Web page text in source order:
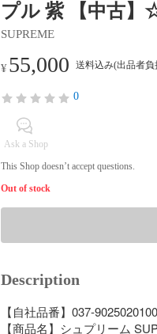
プル 紫 【中古】
SUPREME
¥ 55,000 送料込み(出品者負
0
Ask a Shop
This Shop doesn’t accept questions.
Out of stock
Description
【自社品番】037-
【商品名】シュプリーム